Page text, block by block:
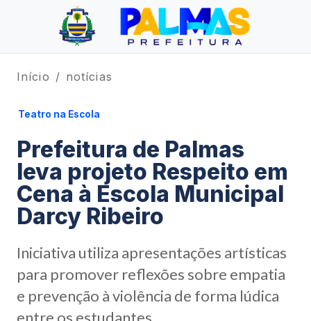
Início notícias
Teatro na Escola
Prefeitura de Palmas
leva projeto Respeito em
Cena à Escola Municipal
Darcy Ribeiro
Iniciativa utiliza apresentações artísticas
para promover reflexões sobre empatia
e prevenção à violência de forma lúdica
entre os estudantes